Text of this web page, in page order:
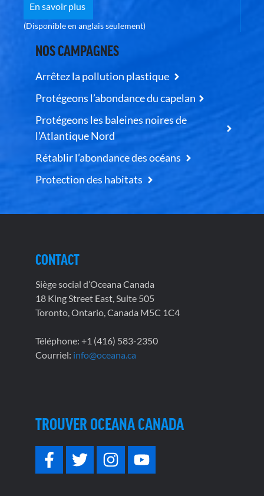
En savoir plus
(Disponible en anglais seulement)
NOS CAMPAGNES
Arrêtez la pollution plastique
Protégeons l’abondance du capelan
Protégeons les baleines noires de
l’Atlantique Nord
Rétablir l’abondance des océans
Protection des habitats
CONTACT
Siège social d’Oceana Canada
18 King Street East, Suite 505
Toronto, Ontario, Canada M5C 1C4
Téléphone: +1 (416) 583-2350
Courriel: info@oceana.ca
TROUVER OCEANA CANADA